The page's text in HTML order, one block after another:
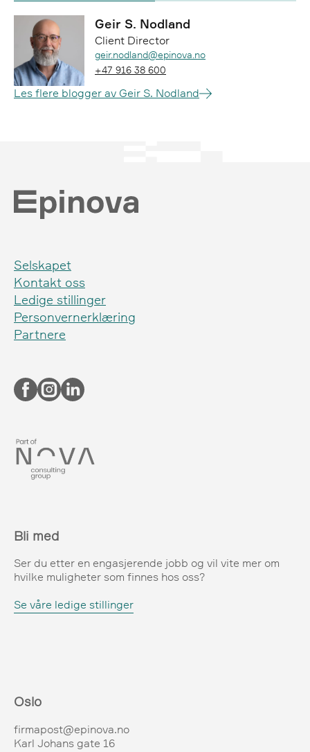
Geir S. Nodland
Client Director
geir.nodland@epinova.no
+47 916 38 600
Les flere blogger av Geir S. Nodland
Selskapet
Kontakt oss
Ledige stillinger
Personvernerklæring
Partnere
Bli med
Ser du etter en engasjerende jobb og vil vite mer om
hvilke muligheter som finnes hos oss?
Se våre ledige stillinger
Oslo
firmapost@epinova.no
Karl Johans gate 16